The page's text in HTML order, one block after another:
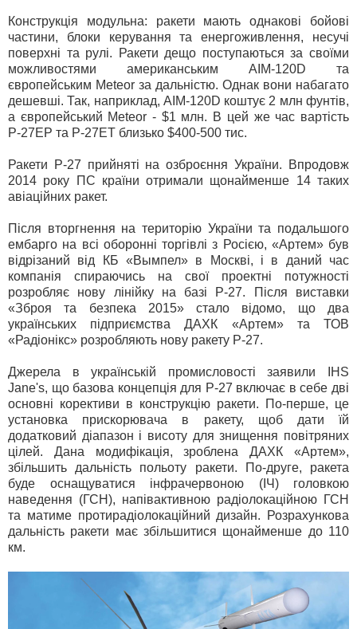
Конструкція модульна: ракети мають однакові бойові
частини, блоки керування та енергоживлення, несучі
поверхні та рулі. Ракети дещо поступаються за своїми
можливостями американським АІМ-120D та
європейським Meteor за дальністю. Однак вони набагато
дешевші. Так, наприклад, АІМ-120D коштує 2 млн фунтів,
а європейський Meteor - $1 млн. В цей же час вартість
Р-27ЕР та Р-27ЕТ близько $400-500 тис.
Ракети Р-27 прийняті на озброєння України. Впродовж
2014 року ПС країни отримали щонайменше 14 таких
авіаційних ракет.
Після вторгнення на територію України та подальшого
ембарго на всі оборонні торгівлі з Росією, «Артем» був
відрізаний від КБ «Вымпел» в Москві, і в даний час
компанія спираючись на свої проектні потужності
розробляє нову лінійку на базі Р-27. Після виставки
«Зброя та безпека 2015» стало відомо, що два
українських підприємства ДАХК «Артем» та ТОВ
«Радіонікс» розробляють нову ракету Р-27.
Джерела в українській промисловості заявили IHS
Jane's, що базова концепція для Р-27 включає в себе дві
основні корективи в конструкцію ракети. По-перше, це
установка прискорювача в ракету, щоб дати їй
додатковий діапазон і висоту для знищення повітряних
цілей. Дана модифікація, зроблена ДАХК «Артем»,
збільшить дальність польоту ракети. По-друге, ракета
буде оснащуватися інфрачервоною (ІЧ) головкою
наведення (ГСН), напівактивною радіолокаційною ГСН
та матиме протирадіолокаційний дизайн. Розрахункова
дальність ракети має збільшитися щонайменше до 110
км.